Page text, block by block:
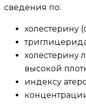
сведения по:
холестерину
холестерину
высокой
индексу